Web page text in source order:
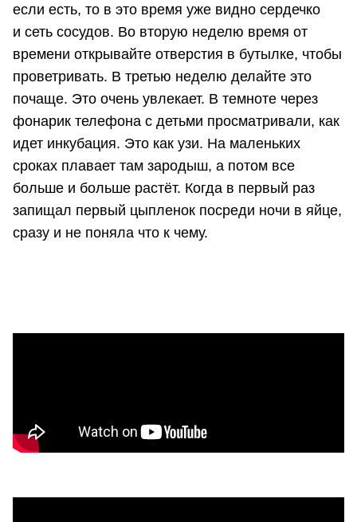
если есть, то в это время уже видно сердечко
и сеть сосудов. Во вторую неделю время от
времени открывайте отверстия в бутылке, чтобы
проветривать. В третью неделю делайте это
почаще. Это очень увлекает. В темноте через
фонарик телефона с детьми просматривали, как
идет инкубация. Это как узи. На маленьких
сроках плавает там зародыш, а потом все
больше и больше растёт. Когда в первый раз
запищал первый цыпленок посреди ночи в яйце,
сразу и не поняла что к чему.